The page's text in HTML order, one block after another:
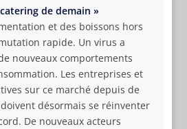
de demain »
et des boissons hors
rapide. Un virus a
nouveaux comportements
Les entreprises et
sur ce marché depuis de
désormais se réinventer
De nouveaux acteurs